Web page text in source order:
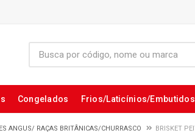
Congelados Frios/Laticínios/Embutidos
ANGUS/ RAÇAS BRITÂNICAS/CHURRASCO BRISKET